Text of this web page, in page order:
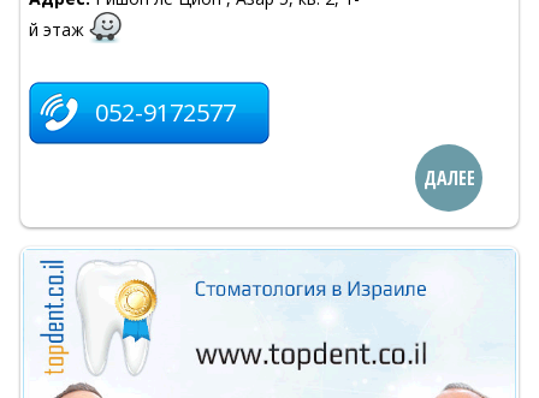
й этаж
052-9172577
ДАЛЕЕ